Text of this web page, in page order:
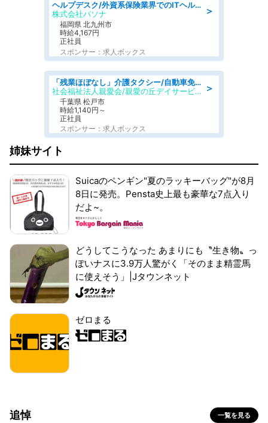
＞
ヘルプデスク/外資系保険業界でのITヘルプデスク業務/駅近/即日勤務可/ヘルプデスク
株式会社パソナ
福岡県 北九州市
時給4,167円
正社員
スポンサー：求人ボックス
＞
「残業ほぼなし」介護タクシー/自動車免許必須/正職員/日勤のみ/デイサービス
社会福祉法人親愛会/親愛の丘デイサービス
千葉県 松戸市
時給1,140円～
正社員
スポンサー：求人ボックス
姉妹サイト
Suicaのペンギン"夏のラッキーバッグ"が8月
8日に発売。Pensta史上最も豪華な7点入り
だよ~。
どうしてこうなった あまりにも〝生き物〟っ
ぽいナスに3.9万人驚がく「そのまま精霊馬
に使えそう」|Jタウンネット
ゼロまる
追悼 一覧を見る